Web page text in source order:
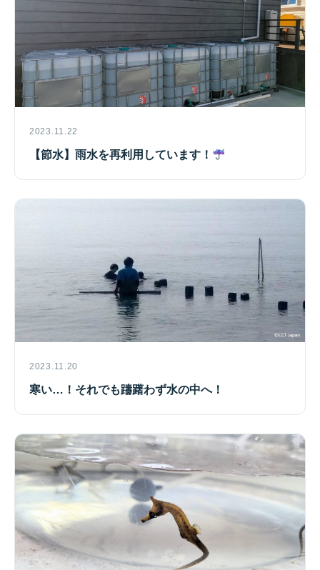
2023.11.22
【節水】雨水を再利用しています！
2023.11.20
寒い…！それでも躊躇わず水の中へ！